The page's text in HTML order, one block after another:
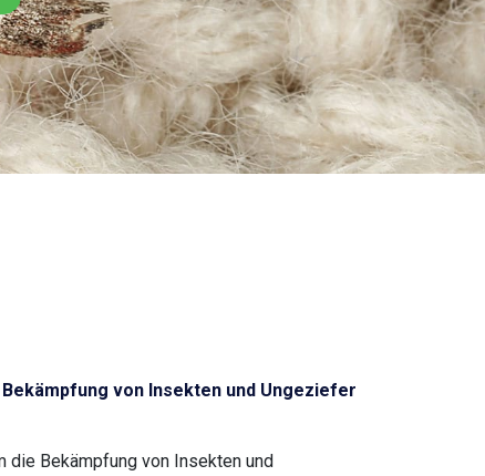
von Insekten und Ungeziefer
die Bekämpfung von Insekten und